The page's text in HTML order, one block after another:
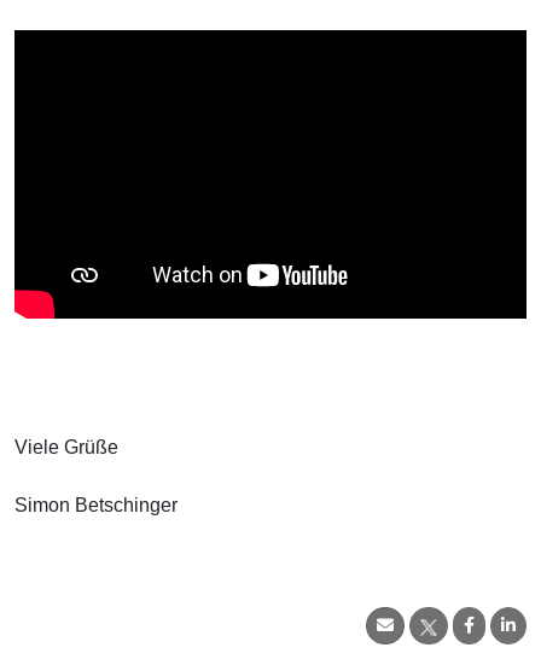
Viele Grüße
Simon Betschinger